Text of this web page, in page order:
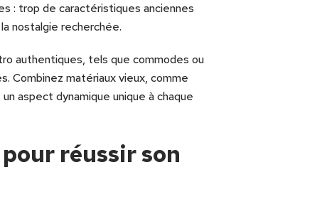
: trop de caractéristiques anciennes
nostalgie recherchée.
authentiques, tels que commodes ou
Combinez matériaux vieux, comme
aspect dynamique unique à chaque
réussir son